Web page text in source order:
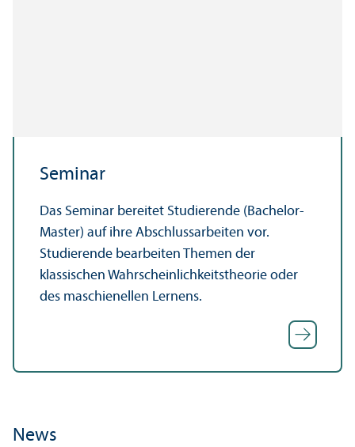
Seminar
Das Seminar bereitet Studierende (Bachelor-
Master) auf ihre Abschlussarbeiten vor.
Studierende bearbeiten Themen der
klassischen Wahrscheinlichkeitstheorie oder
des maschienellen Lernens.
News